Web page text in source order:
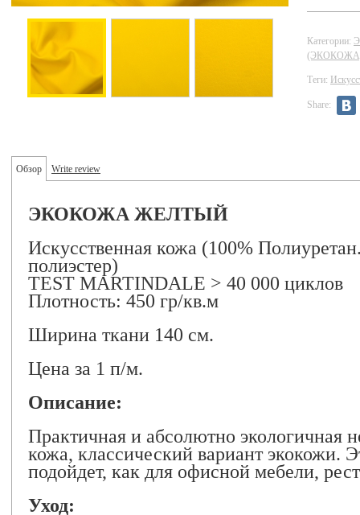
Категории:
Теги:
Share:
Обзор Write review
ЭКОКОЖА ЖЕЛТЫЙ
Искусственная кожа (100%
полиэстер)
TEST MARTINDALE > 40 000 циклов
Плотность: 450 гр/кв.м
Ширина ткани 140 см.
Цена за 1 п/м.
Описание:
Практичная и абсолютно экологичная
кожа, классический вариант экокожи.
подойдет, как для офисной мебели,
Уход: